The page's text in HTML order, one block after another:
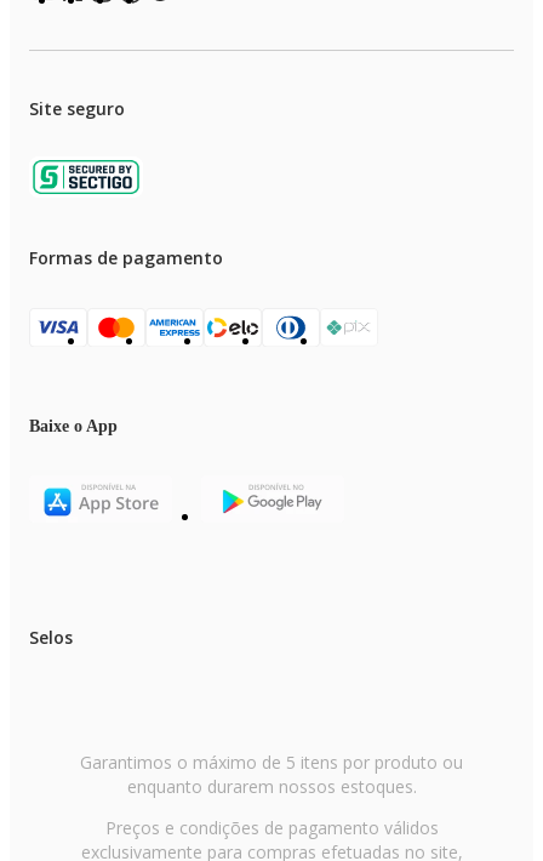
Site seguro
Formas de pagamento
Baixe o App
Selos
Garantimos o máximo de 5 itens por produto ou
enquanto durarem nossos estoques.
Preços e condições de pagamento válidos
exclusivamente para compras efetuadas no site,